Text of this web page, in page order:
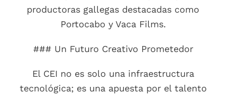
productoras gallegas destacadas como
Portocabo y Vaca Films.
### Un Futuro Creativo Prometedor
El CEI no es solo una infraestructura
tecnológica; es una apuesta por el talento